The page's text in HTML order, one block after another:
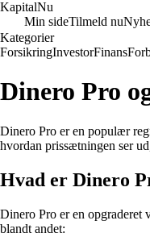
KapitalNu
Min sideTilmeld nu
Kategorier
ForsikringInvestorFinans
Dinero Pro
Dinero Pro er en populær
hvordan prissætningen ser
Hvad er Dinero
Dinero Pro er en opgraderet
blandt andet: